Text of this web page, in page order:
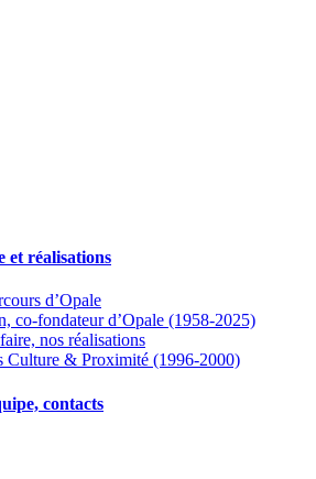
et réalisations
d’Opale
co-fondateur d’Opale (1958-2025)
nos réalisations
Culture & Proximité (1996-2000)
contacts